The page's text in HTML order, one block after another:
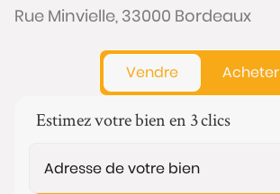
Rue Minvielle, 33000 Bordeaux
Vendre Acheter
Estimez votre bien en 3 clics